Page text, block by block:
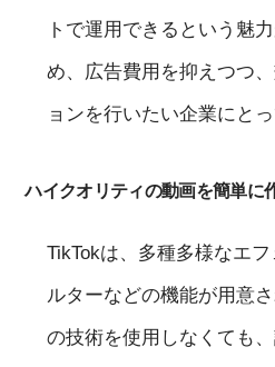
トで運用できるという魅
め、広告費用を抑えつつ
ョンを行いたい企業にと
ハイクオリティの動画を簡単に
TikTokは、多種多様なエ
ルターなどの機能が用意
の技術を使用しなくても